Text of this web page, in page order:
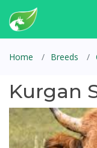
Home Breeds
Kurgan